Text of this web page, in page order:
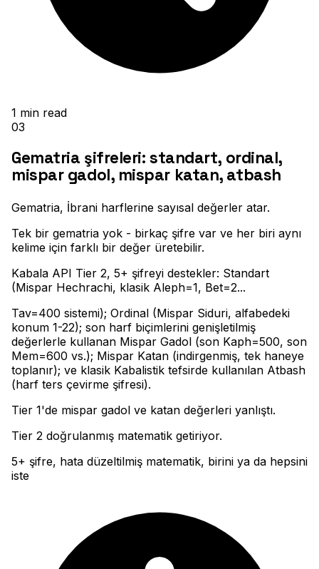
1 min read
03
Gematria şifreleri: standart, ordinal,
mispar gadol, mispar katan, atbash
Gematria, İbrani harflerine sayısal değerler atar.
Tek bir gematria yok - birkaç şifre var ve her biri aynı
kelime için farklı bir değer üretebilir.
Kabala API Tier 2, 5+ şifreyi destekler: Standart
(Mispar Hechrachi, klasik Aleph=1, Bet=2...
Tav=400 sistemi); Ordinal (Mispar Siduri, alfabedeki
konum 1-22); son harf biçimlerini genişletilmiş
değerlerle kullanan Mispar Gadol (son Kaph=500, son
Mem=600 vs.); Mispar Katan (indirgenmiş, tek haneye
toplanır); ve klasik Kabalistik tefsirde kullanılan Atbash
(harf ters çevirme şifresi).
Tier 1'de mispar gadol ve katan değerleri yanlıştı.
Tier 2 doğrulanmış matematik getiriyor.
5+ şifre, hata düzeltilmiş matematik, birini ya da hepsini
iste